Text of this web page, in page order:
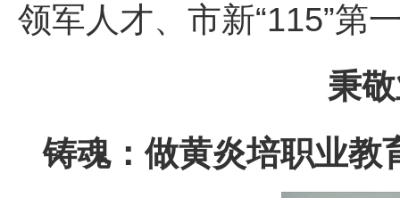
领军人才、市新“115”第
秉
铸魂：做黄炎培职业教